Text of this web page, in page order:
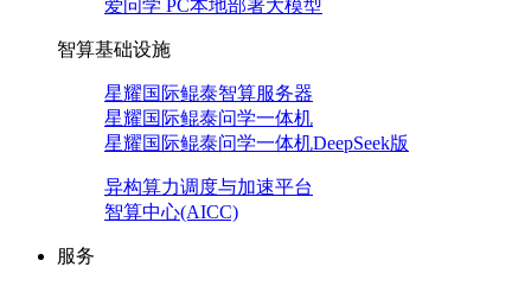
爱问学 PC本地部署大模型
智算基础设施
星耀国际鲲泰智算服务器
星耀国际鲲泰问学一体机
星耀国际鲲泰问学一体机DeepSeek版
异构算力调度与加速平台
智算中心(AICC)
服务